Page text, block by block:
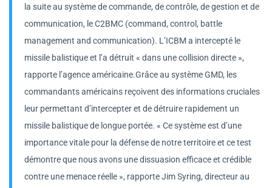
la suite au système de commande, de contrôle, de gestion et de
communication, le C2BMC (command, control, battle
management and communication). L’ICBM a intercepté le
missile balistique et l’a détruit « dans une collision directe »,
rapporte l’agence américaine.Grâce au système GMD, les
commandants américains reçoivent des informations cruciales
leur permettant d’intercepter et de détruire rapidement un
missile balistique de longue portée. « Ce système est d’une
importance vitale pour la défense de notre territoire et ce test
démontre que nous avons une dissuasion efficace et crédible
contre une menace réelle », rapporte Jim Syring, directeur au